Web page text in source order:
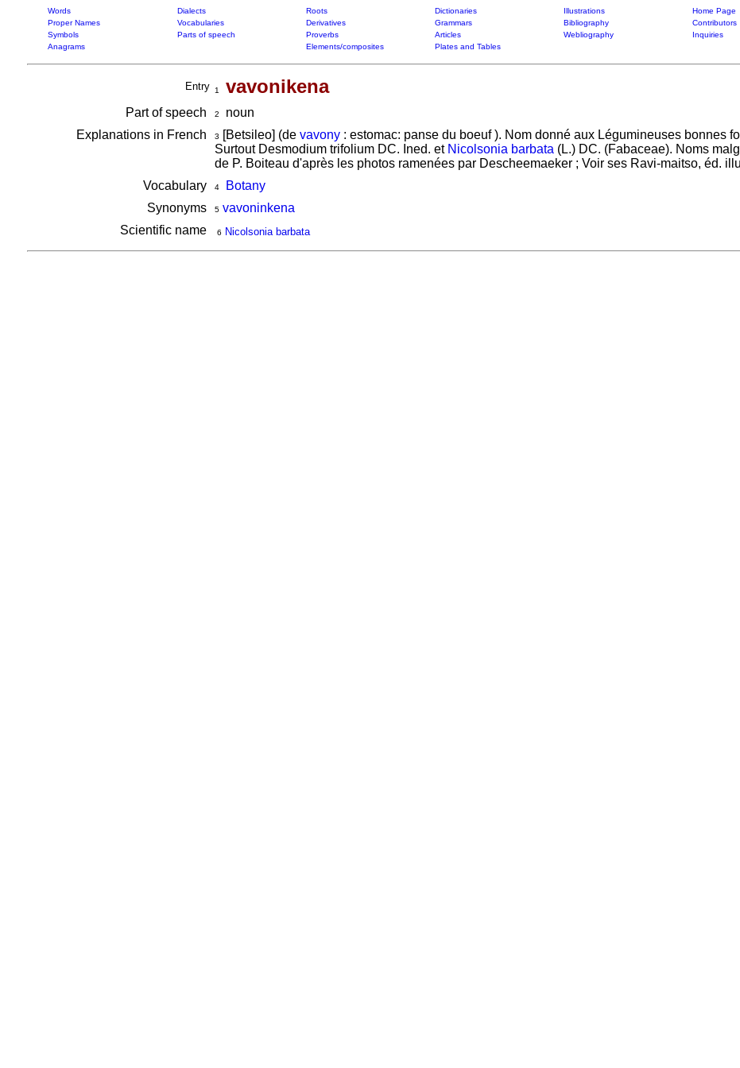
Words Dialects Roots Dictionaries Illustrations
Home Page
Proper Names
Vocabularies Derivatives Grammars Bibliography
Contributors
Symbols
Parts of speech Proverbs Articles Webliography
Inquiries
Anagrams
Elements/composites Plates and Tables
Entry 1 vavonikena
Part of speech 2
noun
Explanations in French
3 [Betsileo] (de vavony: estomac: panse du boeuf ). Nom donné aux Légumineuses bonnes
Surtout Desmodium trifolium DC. Ined. et Nicolsonia barbata (L.) DC. (Fabaceae). Noms
de P. Boiteau d'après les photos ramenées par Descheemaeker ; Voir ses Ravi-maitso, éd.
Vocabulary 4
Botany
Synonyms
5 vavoninkena
Scientific name
6 Nicolsonia barbata